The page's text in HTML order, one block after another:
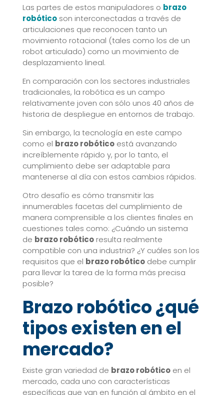
Las partes de estos manipuladores o brazo
robóticoson interconectadas a través de
articulaciones que reconocen tanto un
movimiento rotacional (tales como los de un
robot articulado) como un movimiento de
desplazamiento lineal.
En comparación con los sectores industriales
tradicionales, la robótica es un campo
relativamente joven con sólo unos 40 años de
historia de despliegue en entornos de trabajo.
Sin embargo, la tecnología en este campo
como el brazo robóticoestá avanzando
increíblemente rápido y, por lo tanto, el
cumplimiento debe ser adaptable para
mantenerse al día con estos cambios rápidos.
Otro desafío es cómo transmitir las
innumerables facetas del cumplimiento de
manera comprensible a los clientes finales en
cuestiones tales como: ¿Cuándo un sistema
de brazo robóticoresulta realmente
compatible con una industria? ¿Y cuáles son los
requisitos que el brazo robóticodebe cumplir
para llevar la tarea de la forma más precisa
posible?
Brazo robótico ¿qué
tipos existen en el
mercado?
Existe gran variedad de brazo robóticoen el
mercado, cada uno con características
específicas que van en función al ámbito en el